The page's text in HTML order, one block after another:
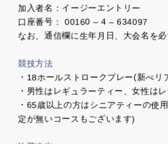
加入者名：イージーエントリー
口座番号： 00160 – 4 – 634097
なお、通信欄に生年月日、大会名を
競技方法
・18ホールストロークプレー(新ぺリ
・男性はレギュラーティー、女性は
・65歳以上の方はシニアティーの使
定が無いコースもございます)